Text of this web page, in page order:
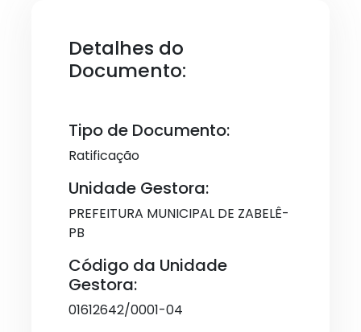
Detalhes do
Documento:
Tipo de Documento:
Ratificação
Unidade Gestora:
PREFEITURA MUNICIPAL DE ZABELÊ-
PB
Código da Unidade
Gestora:
01612642/0001-04